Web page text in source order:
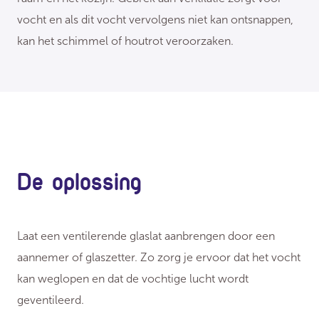
vocht en als dit vocht vervolgens niet kan ontsnappen,
kan het schimmel of houtrot veroorzaken.
De oplossing
Laat een ventilerende glaslat aanbrengen door een
aannemer of glaszetter. Zo zorg je ervoor dat het vocht
kan weglopen en dat de vochtige lucht wordt
geventileerd.